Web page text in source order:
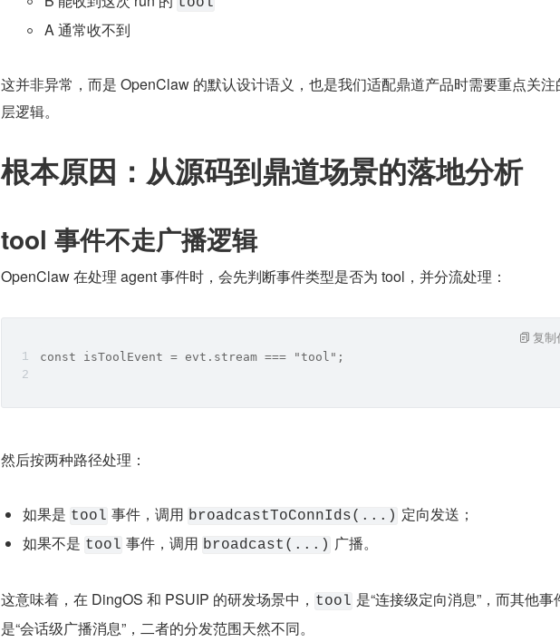
A 通常收不到
这并非异常，而是 OpenClaw 的默认设计语义，也是我们适配鼎道产品时需要重点关注
层逻辑。
根本原因：从源码到鼎道场景的落地分析
tool 事件不走广播逻辑
OpenClaw 在处理 agent 事件时，会先判断事件类型是否为 tool，并分流处理：
const isToolEvent = evt.stream === "tool";
复制
然后按两种路径处理：
如果是 tool 事件，调用 broadcastToConnIds(...) 定向发送；
如果不是 tool 事件，调用 broadcast(...) 广播。
这意味着，在 DingOS 和 PSUIP 的研发场景中， tool 是“连接级定向消息”，而其他事
是“会话级广播消息”，二者的分发范围天然不同。